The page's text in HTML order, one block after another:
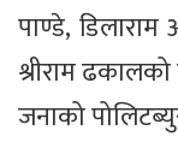
पाण्डे, डिलाराम
श्रीराम
जनाको